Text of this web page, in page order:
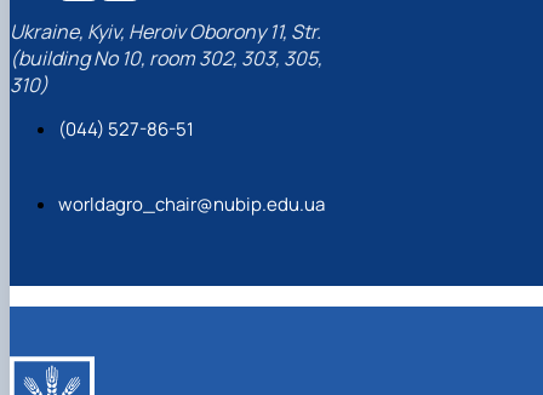
Ukraine, Kyiv, Heroiv Oborony 11, Str.
(building No 10, room 302, 303, 305,
310)
(044) 527-86-51
worldagro_chair@nubip.edu.ua